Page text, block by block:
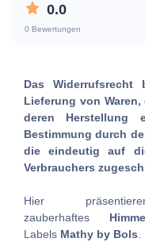
0.0
0 Bewertungen
Das
Lieferung von
deren Herstellung
Bestimmung durch
die eindeutig auf
Verbrauchers
Hier
zauberhaftes
Labels Mathy by Bols.